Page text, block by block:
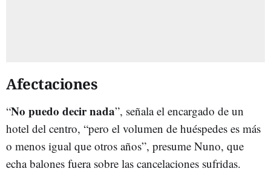
Afectaciones
“No puedo decir nada”, señala el encargado de un
hotel del centro, “pero el volumen de huéspedes es más
o menos igual que otros años”, presume Nuno, que
echa balones fuera sobre las cancelaciones sufridas.